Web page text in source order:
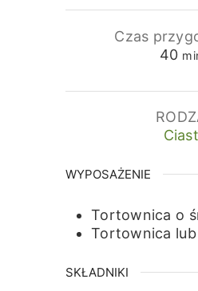
Czas
40
WYPOSAŻENIE
Tortownica o
Tortownica lub
SKŁADNIKI